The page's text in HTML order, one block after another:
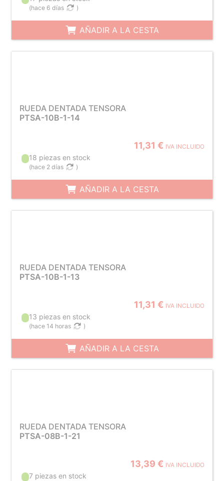
(hace 6 días )
AÑADIR A LA CESTA
RUEDA DENTADA TENSORA
PTSA-10B-1-14
11,31 € IVA INCLUIDO
18 piezas en stock
(hace 2 días )
AÑADIR A LA CESTA
RUEDA DENTADA TENSORA
PTSA-10B-1-13
11,31 € IVA INCLUIDO
13 piezas en stock
(hace 14 horas )
AÑADIR A LA CESTA
RUEDA DENTADA TENSORA
PTSA-08B-1-21
13,39 € IVA INCLUIDO
7 piezas en stock